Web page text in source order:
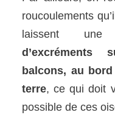
roucoulements
laissent une
balcons, au
terre, ce qui doit
possible de ces